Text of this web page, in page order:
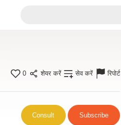
0 शेयर करें सेव करें रिपोर्ट
Consult Subscribe